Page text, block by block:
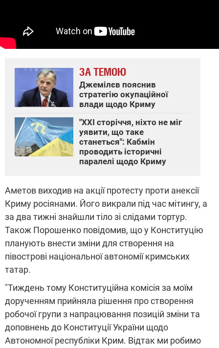
ЗА ТЕМОЮ
Джемілєв пояснив
стратегію окупаційної
влади щодо Криму
"ХХІ сторіччя, ніхто не міг
уявити, що таке
станеться": Кабмін
проводить історичні
паралелі щодо Криму
Аметов виходив на акції протесту проти анексії
Криму росіянами. Його викрали під час мітингу, а
за два тижні знайшли тіло зі слідами тортур.
Також Порошенко повідомив, що у Конституцію
планують внести зміни для створення на
півострові національної автономії кримських
татар.
"Тиждень тому Конституційна комісія за моїм
дорученням прийняла рішення про створення
робочої групи з напрацювання позицій зміни та
доповнень до Конституції України щодо
Автономної республіки Крим. Відтак ми робимо